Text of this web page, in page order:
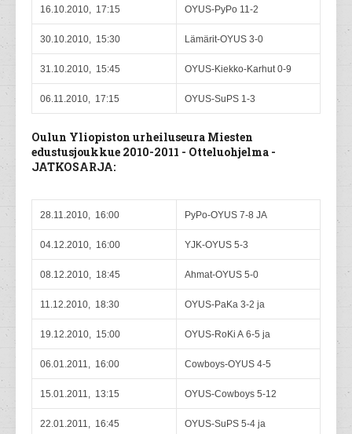
16.10.2010, 17:15 OYUS-PyPo 11-2
30.10.2010, 15:30 Lämärit-OYUS 3-0
31.10.2010, 15:45 OYUS-Kiekko-Karhut 0-9
06.11.2010, 17:15 OYUS-SuPS 1-3
Oulun Yliopiston urheiluseura Miesten
edustusjoukkue 2010-2011 - Otteluohjelma -
JATKOSARJA:
28.11.2010, 16:00 PyPo-OYUS 7-8 JA
04.12.2010, 16:00 YJK-OYUS 5-3
08.12.2010, 18:45 Ahmat-OYUS 5-0
11.12.2010, 18:30 OYUS-PaKa 3-2 ja
19.12.2010, 15:00 OYUS-RoKi A 6-5 ja
06.01.2011, 16:00 Cowboys-OYUS 4-5
15.01.2011, 13:15 OYUS-Cowboys 5-12
22.01.2011, 16:45 OYUS-SuPS 5-4 ja